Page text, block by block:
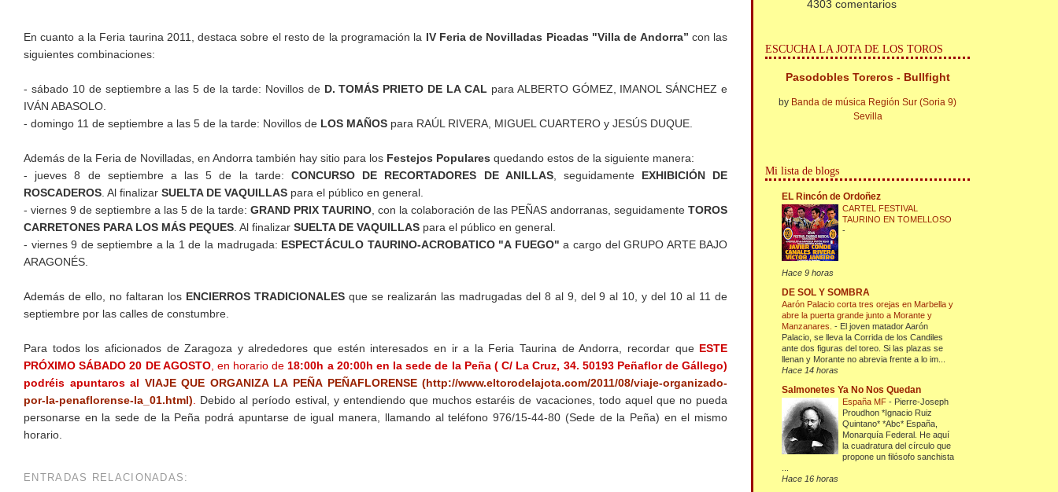
En cuanto a la Feria taurina 2011, destaca sobre el resto de la programación la IV Feria de Novilladas Picadas "Villa de Andorra” con las
siguientes combinaciones:
- sábado 10 de septiembre a las 5 de la tarde: Novillos de D. TOMÁS PRIETO DE LA CAL para ALBERTO GÓMEZ, IMANOL SÁNCHEZ e
IVÁN ABASOLO.
- domingo 11 de septiembre a las 5 de la tarde: Novillos de LOS MAÑOS para RAÚL RIVERA, MIGUEL CUARTERO y JESÚS DUQUE.
Además de la Feria de Novilladas, en Andorra también hay sitio para los Festejos Populares quedando estos de la siguiente manera:
- jueves 8 de septiembre a las 5 de la tarde: CONCURSO DE RECORTADORES DE ANILLAS, seguidamente EXHIBICIÓN DE
ROSCADEROS . Al finalizar SUELTA DE VAQUILLAS para el público en general.
- viernes 9 de septiembre a las 5 de la tarde:GRAND PRIX TAURINO , con la colaboración de las PEÑAS andorranas, seguidamenteTOROS
CARRETONES PARA LOS MÁS PEQUES . Al finalizar SUELTA DE VAQUILLAS para el público en general.
- viernes 9 de septiembre a la 1 de la madrugada: ESPECTÁCULO TAURINO-ACROBATICO "A FUEGO" a cargo del GRUPO ARTE BAJO
ARAGONÉS.
Además de ello, no faltaran los ENCIERROS TRADICIONALESque se realizarán las madrugadas del 8 al 9, del 9 al 10, y del 10 al 11 de
septiembre por las calles de constumbre.
Para todos los aficionados de Zaragoza y alrededores que estén interesados en ir a la Feria Taurina de Andorra, recordar que ESTE
PRÓXIMO SÁBADO 20 DE AGOSTO, en horario de 18:00h a 20:00h en la sede de la Peña ( C/ La Cruz, 34. 50193 Peñaflor de Gállego)
podréis apuntaros al VIAJE QUE ORGANIZA LA PEÑA PEÑAFLORENSE (http://www.eltorodelajota.com/2011/08/viaje-organizado-
por-la-penaflorense-la_01.html)
Debido al período estival, y entendiendo que muchos estaréis de vacaciones, todo aquel que no pueda
personarse en la sede de la Peña podrá apuntarse de igual manera, llamando al teléfono 976/15-44-80 (Sede de la Peña) en el mismo
horario.
ENTRADAS RELACIONADAS:
4303 comentarios
ESCUCHA LA JOTA DE LOS TOROS
Pasodobles Toreros - Bullfight
by Banda de música Región Sur (Soria 9)
Sevilla
Mi lista de blogs
EL Rincón de Ordoñez
CARTEL FESTIVAL
TAURINO EN TOMELLOSO
-
Hace 9 horas
DE SOL Y SOMBRA
Aarón Palacio corta tres orejas en Marbella y
abre la puerta grande junto a Morante y
Manzanares.- El joven matador Aarón
Palacio, se lleva la Corrida de los Candiles
ante dos figuras del toreo. Si las plazas se
llenan y Morante no abrevia frente a lo im...
Hace 14 horas
Salmonetes Ya No Nos Quedan
España MF- Pierre-Joseph
Proudhon *Ignacio Ruiz
Quintano* *Abc* España,
Monarquía Federal. He aquí
la cuadratura del círculo que
propone un filósofo sanchista
Hace 16 horas